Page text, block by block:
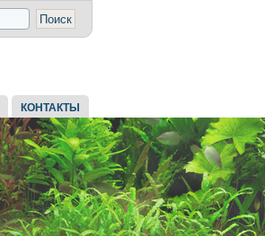
КОНТАКТЫ